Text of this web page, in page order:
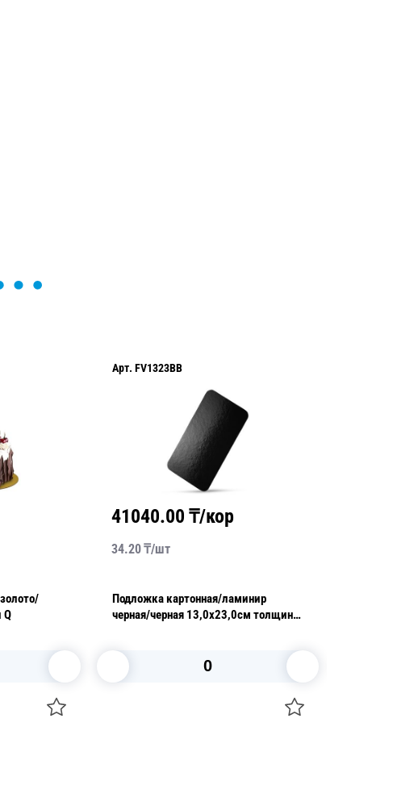
Q
Арт. FV1323BB
41040.00 ₸/кор
34.20₸/шт
Подложка картонная/ламинир
черная/черная 13,0х23,0см толщина